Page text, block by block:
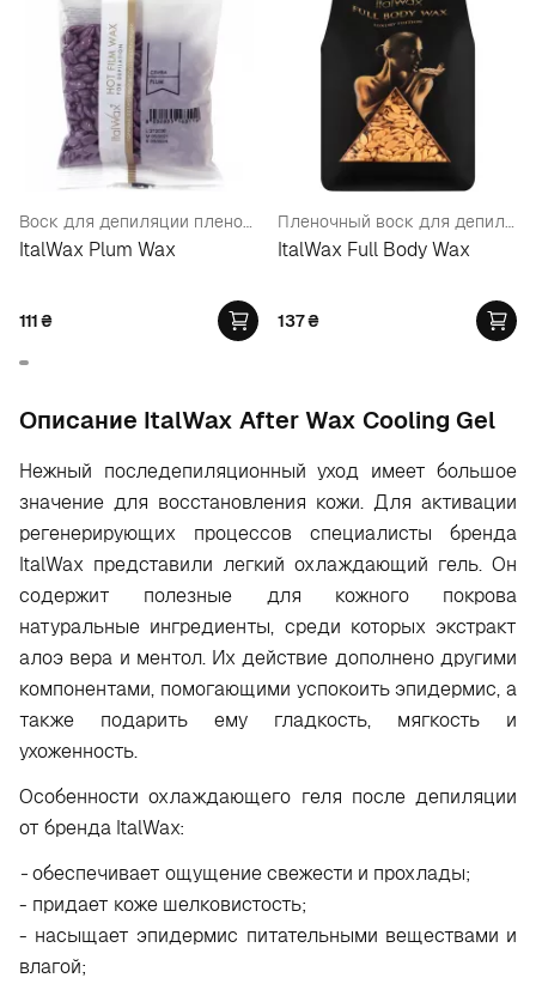
Воск для депиляции пленочный в гранулах "Слива"
ItalWax Plum Wax
111₴
Пленочный воск для депиляции Премиум-Класса, в гранулах
ItalWax Full Body Wax
137₴
Oписание ItalWax After Wax Cooling Gel
Нежный последепиляционный уход имеет большое
значение для восстановления кожи. Для активации
регенерирующих процессов специалисты бренда
ItalWax представили легкий охлаждающий гель. Он
содержит полезные для кожного покрова
натуральные ингредиенты, среди которых экстракт
алоэ вера и ментол. Их действие дополнено другими
компонентами, помогающими успокоить эпидермис, а
также подарить ему гладкость, мягкость и
ухоженность.
Особенности охлаждающего геля после депиляции
от бренда ItalWax:
-обеспечивает ощущение свежести и прохлады;
- придает коже шелковистость;
- насыщает эпидермис питательными веществами и
влагой;